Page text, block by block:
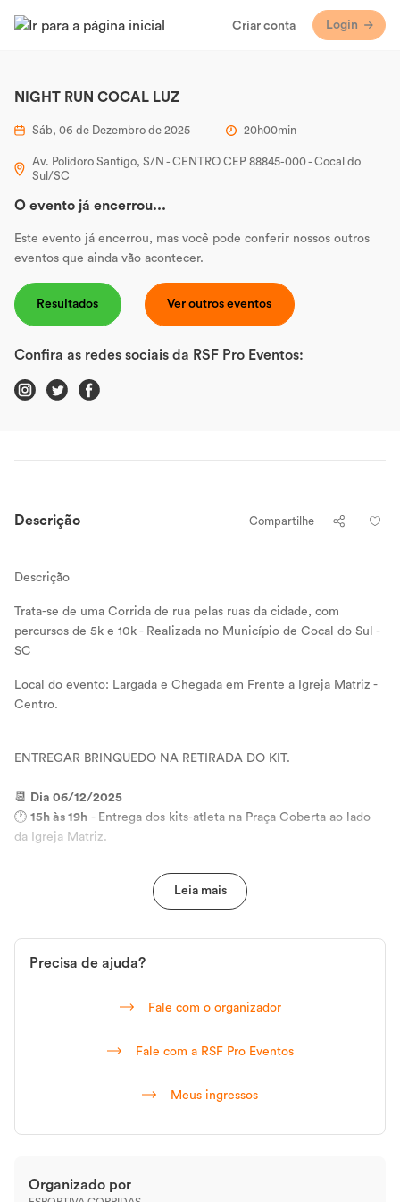
Criar conta Login
NIGHT RUN COCAL LUZ
Sáb, 06 de Dezembro de 2025 20h00min
Av. Polidoro Santigo, S/N - CENTRO CEP 88845-000 - Cocal do
Sul/SC
O evento já encerrou...
Este evento já encerrou, mas você pode conferir nossos outros
eventos que ainda vão acontecer.
Resultados Ver outros eventos
Confira as redes sociais da RSF Pro Eventos:
Descrição Compartilhe
Descrição
Trata-se de uma Corrida de rua pelas ruas da cidade, com
percursos de 5k e 10k - Realizada no Município de Cocal do Sul -
SC
Local do evento: Largada e Chegada em Frente a Igreja Matriz -
Centro.
ENTREGAR BRINQUEDO NA RETIRADA DO KIT.
📆
Dia 06/12/2025
🕐 15h às 19h - Entrega dos kits-atleta na Praça Coberta ao lado
da Igreja Matriz.
Precisa de ajuda?
Fale com o organizador
Fale com a RSF Pro Eventos
Meus ingressos
Organizado por